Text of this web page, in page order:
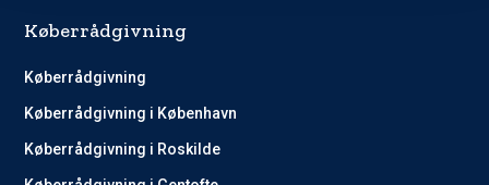
Køberrådgivning
Køberrådgivning
Køberrådgivning i København
Køberrådgivning i Roskilde